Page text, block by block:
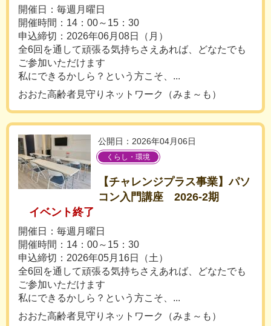
開催日：毎週月曜日
開催時間：14：00～15：30
申込締切：2026年06月08日（月）
全6回を通して頑張る気持ちさえあれば、どなたでも
ご参加いただけます
私にできるかしら？という方こそ、...
おおた高齢者見守りネットワーク（みま～も）
公開日：2026年04月06日
くらし・環境
【チャレンジプラス事業】パソ
コン入門講座 2026-2期
イベント終了
開催日：毎週月曜日
開催時間：14：00～15：30
申込締切：2026年05月16日（土）
全6回を通して頑張る気持ちさえあれば、どなたでも
ご参加いただけます
私にできるかしら？という方こそ、...
おおた高齢者見守りネットワーク（みま～も）